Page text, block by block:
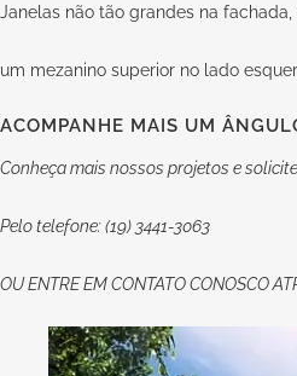
Janelas não tão grandes na
um mezanino superior no lado
ACOMPANHE MAIS UM
Conheça mais nossos projetos e
Pelo telefone: (19) 3441-3063
OUENTRE EM CONTATO CONOSCO